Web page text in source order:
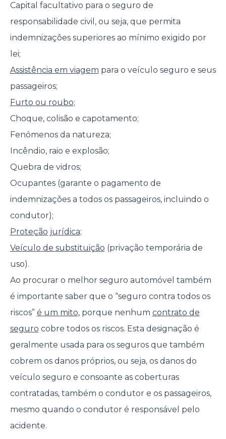
Capital facultativo para o seguro de
responsabilidade civil, ou seja, que permita
indemnizações superiores ao mínimo exigido por
lei;
Assistência em viagem para o veículo seguro e seus
passageiros;
Furto ou roubo;
Choque, colisão e capotamento;
Fenómenos da natureza;
Incêndio, raio e explosão;
Quebra de vidros;
Ocupantes (garante o pagamento de
indemnizações a todos os passageiros, incluindo o
condutor);
Proteção jurídica;
Veículo de substituição (privação temporária de
uso).
Ao procurar o melhor seguro automóvel também
é importante saber que o “seguro contra todos os
riscos” é um mito, porque nenhum contrato de
seguro cobre todos os riscos. Esta designação é
geralmente usada para os seguros que também
cobrem os danos próprios, ou seja, os danos do
veículo seguro e consoante as coberturas
contratadas, também o condutor e os passageiros,
mesmo quando o condutor é responsável pelo
acidente.